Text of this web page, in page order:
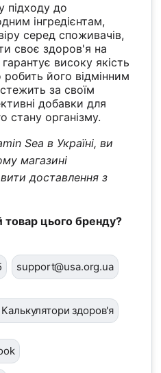
підходу до
інгредієнтам,
серед споживачів,
своє здоров'я на
високу якість
його відмінним
за своїм
добавки для
стану організму.
Sea в Україні, ви
магазині
доставлення з
товар цього бренду?
support@usa.org.ua
Калькулятори здоров'я